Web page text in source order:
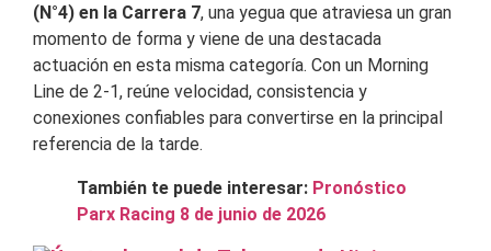
(N°4) en la Carrera 7, una yegua que atraviesa un gran
momento de forma y viene de una destacada
actuación en esta misma categoría. Con un Morning
Line de 2-1, reúne velocidad, consistencia y
conexiones confiables para convertirse en la principal
referencia de la tarde.
También te puede interesar: Pronóstico
Parx Racing 8 de junio de 2026